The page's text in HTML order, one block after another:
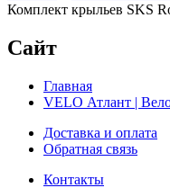
Комплект крыльев SKS
Сайт
Главная
VELO Атлант |
Доставка и оплата
Обратная связь
Контакты